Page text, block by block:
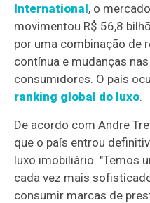
International, o
movimentou R$ 56,8
por uma combinação de
contínua e mudanças
consumidores. O país
ranking global do luxo.
De acordo com Andre
que o país entrou
luxo imobiliário. "Temos
cada vez mais
consumir marcas de